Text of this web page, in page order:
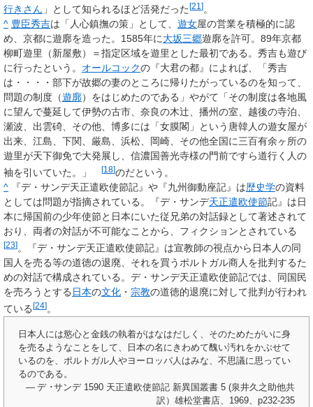
行きさん 」として知られるほど活発だった [21 ]。
^ 豊臣秀吉は「人心鎮撫の策」として、 遊女屋の営業を積極的に認
め、京都に遊廓を造った。1585年に大坂三郷遊廓を許可。89年京都
柳町遊里（新屋敷）＝指定区域を遊里とした最初である。秀吉も遊び
に行ったという。 オールコックの『大君の都』によれば、「秀吉
は・・・・部下が故郷の妻のところに帰りたがっているのを知って、
問題の制度（遊廓）をはじめたのである」やがて「その制度は各地風
に望んで蔓延して伊勢の古市、奈良の木辻、播州の室、越後の寺泊、
瀬波、出雲碕、その他、博多には「女膜閣」という唐韓人の遊女屋が
出来、江島、下関、厳島、浜松、岡崎、その他全国に三百有余ヶ所の
遊里が天下御免で大発展し、信濃国善光寺様の門前ですら道行く人の
袖を引いていた。」
[18]のだという。
^
『デ・サンデ天正遣欧使節記』や『九州御動座記』は歴史学の資料
としては問題が指摘されている。『デ・サンデ天正遣欧使節記』は日
本に帰国前の少年使節と日本にいた従兄弟の対話録として著述されて
おり、両者の対話が不可能なことから、フィクションとされている
[23]。『デ・サンデ天正遣欧使節記』は宣教師の視点から日本人の同
国人を売る等の道徳の退廃、それを買うポルトガル商人を批判するた
めの対話で構成されている。デ・サンデ天正遣欧使節記では、同国民
を売ろうとする 日本の文化 ・ 宗教の道徳的退廃に対して批判が行われ
ている [24]。
日本人には慾心と金銭の執着がはなはだしく、そのためたがいに身
を売るようなことをして、日本の名にきわめて醜い汚れをかぶせて
いるのを、ポルトガル人やヨーロッパ人はみな、不思議に思ってい
るのである。
— デ ･サンデ 1590 天正遣欧使節記 新異国叢書 5 (泉井久之助他共
訳）雄松堂書店、1969、p232-235